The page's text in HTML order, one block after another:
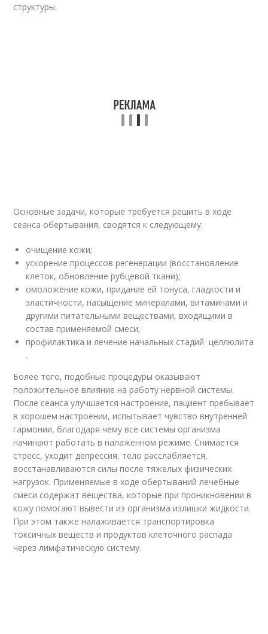
структуры.
Основные задачи, которые требуется решить в ходе
сеанса обертывания, сводятся к следующему:
очищение кожи;
ускорение процессов регенерации (восстановление
клеток, обновление рубцевой ткани);
омоложение кожи, придание ей тонуса, гладкости и
эластичности, насыщение минералами, витаминами и
другими питательными веществами, входящими в
состав применяемой смеси;
профилактика и лечение начальных стадий целлюлита
.
Более того, подобные процедуры оказывают
положительное влияние на работу нервной системы.
После сеанса улучшается настроение, пациент пребывает
в хорошем настроении, испытывает чувство внутренней
гармонии, благодаря чему все системы организма
начинают работать в налаженном режиме. Снимается
стресс, уходит депрессия, тело расслабляется,
восстанавливаются силы после тяжелых физических
нагрузок. Применяемые в ходе обертываний лечебные
смеси содержат вещества, которые при проникновении в
кожу помогают вывести из организма излишки жидкости.
При этом также налаживается транспортировка
токсичных веществ и продуктов клеточного распада
через лимфатическую систему.